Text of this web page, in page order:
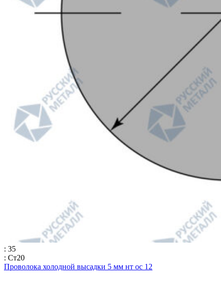
: 35
: Ст20
Проволока холодной высадки 5 мм нт ос 12